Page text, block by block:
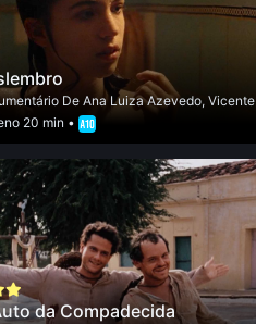
DeAna Luiza Azevedo,Vicente
20 min •
da Compadecida